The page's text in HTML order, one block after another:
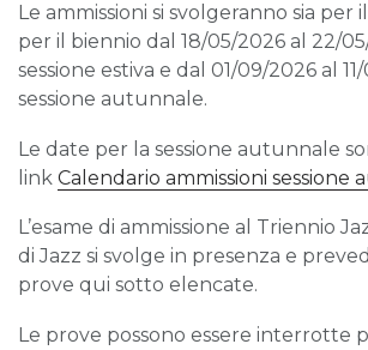
Le ammissioni si svolgeranno sia per
per il biennio dal 18/05/2026 al 22/
sessione estiva e dal 01/09/2026 al
sessione autunnale.
Le date per la sessione autunnale
link Calendario ammissioni sessione
L’esame di ammissione al Triennio
di Jazz si svolge in presenza e
prove qui sotto elencate.
Le prove possono essere interrotte